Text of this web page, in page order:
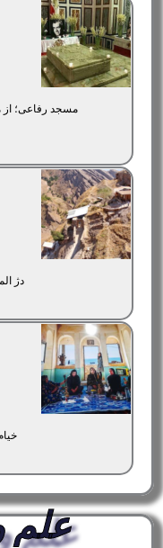
مسجد رفاعی؛ از
دژ
علم